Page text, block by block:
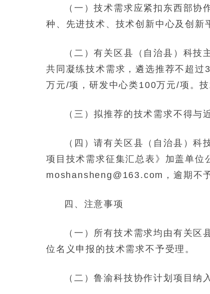
（一）技术需求应紧扣东西部
种、先进技术、技术创新中心及创新
（二）有关区县（自治县）科
共同凝练技术需求，遴选推荐不超
万元/项，研发中心类100万元/项。
（三）拟推荐的技术需求不得与
（四）请有关区县（自治县）
项目技术需求征集汇总表》加盖单
moshansheng@163.com，逾期不
四、注意事项
（一）所有技术需求均由有关
位名义申报的技术需求不予受理。
（二）鲁渝科技协作计划项目纳